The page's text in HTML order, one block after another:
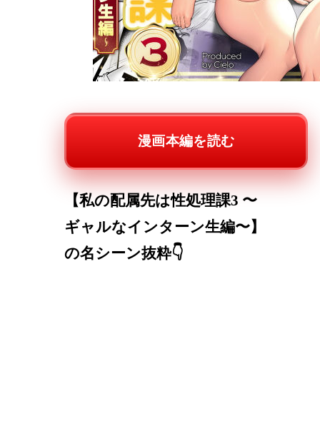
漫画本編を読む
【私の配属先は性処理課3 〜
ギャルなインターン生編〜】
の名シーン抜粋👇